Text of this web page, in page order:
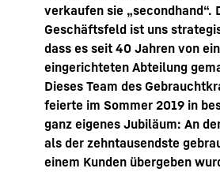
verkaufen sie „secondhand“.
Geschäftsfeld ist uns
dass es seit 40 Jahren von
eingerichteten Abteilung
Dieses Team des
feierte im Sommer 2019 in
ganz eigenes Jubiläum: An
als der zehntausendste
einem Kunden übergeben